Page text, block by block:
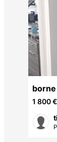
1 800 €